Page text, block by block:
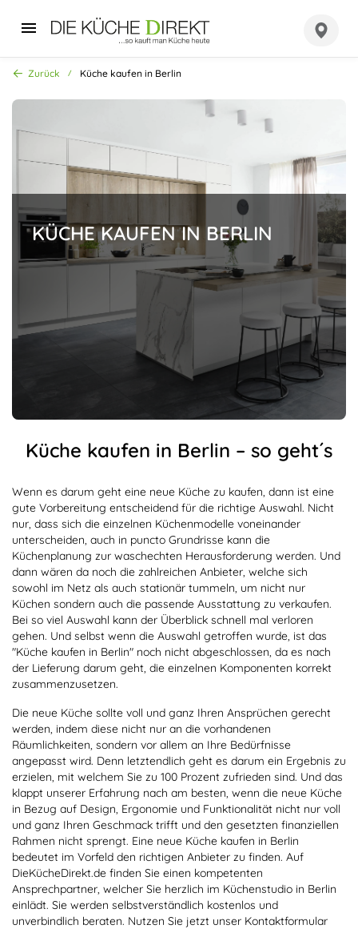
Zurück Küche kaufen in Berlin
KÜCHE KAUFEN IN BERLIN
Küche kaufen in Berlin – so geht´s
Wenn es darum geht eine neue Küche zu kaufen, dann ist eine
gute Vorbereitung entscheidend für die richtige Auswahl. Nicht
nur, dass sich die einzelnen Küchenmodelle voneinander
unterscheiden, auch in puncto Grundrisse kann die
Küchenplanung zur waschechten Herausforderung werden. Und
dann wären da noch die zahlreichen Anbieter, welche sich
sowohl im Netz als auch stationär tummeln, um nicht nur
Küchen sondern auch die passende Ausstattung zu verkaufen.
Bei so viel Auswahl kann der Überblick schnell mal verloren
gehen. Und selbst wenn die Auswahl getroffen wurde, ist das
"Küche kaufen in Berlin" noch nicht abgeschlossen, da es nach
der Lieferung darum geht, die einzelnen Komponenten korrekt
zusammenzusetzen.
Die neue Küche sollte voll und ganz Ihren Ansprüchen gerecht
werden, indem diese nicht nur an die vorhandenen
Räumlichkeiten, sondern vor allem an Ihre Bedürfnisse
angepasst wird. Denn letztendlich geht es darum ein Ergebnis zu
erzielen, mit welchem Sie zu 100 Prozent zufrieden sind. Und das
klappt unserer Erfahrung nach am besten, wenn die neue Küche
in Bezug auf Design, Ergonomie und Funktionalität nicht nur voll
und ganz Ihren Geschmack trifft und den gesetzten finanziellen
Rahmen nicht sprengt. Eine neue Küche kaufen in Berlin
bedeutet im Vorfeld den richtigen Anbieter zu finden. Auf
DieKücheDirekt.de finden Sie einen kompetenten
Ansprechpartner, welcher Sie herzlich im Küchenstudio in Berlin
einlädt. Sie werden selbstverständlich kostenlos und
unverbindlich beraten. Nutzen Sie jetzt unser Kontaktformular